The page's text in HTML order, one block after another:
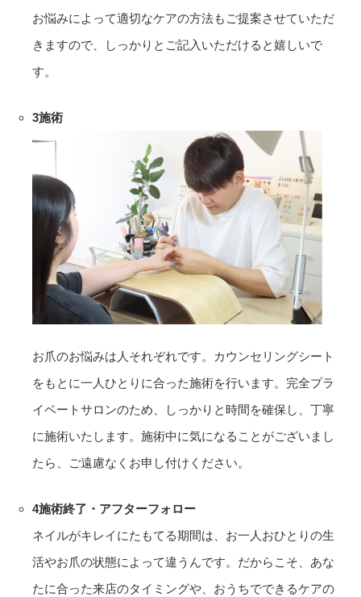
お悩みによって適切なケアの方法もご提案させていただ
きますので、しっかりとご記入いただけると嬉しいで
す。
3施術
お爪のお悩みは人それぞれです。カウンセリングシート
をもとに一人ひとりに合った施術を行います。完全プラ
イベートサロンのため、しっかりと時間を確保し、丁寧
に施術いたします。施術中に気になることがございまし
たら、ご遠慮なくお申し付けください。
4施術終了・アフターフォロー
ネイルがキレイにたもてる期間は、お一人おひとりの生
活やお爪の状態によって違うんです。だからこそ、あな
たに合った来店のタイミングや、おうちでできるケアの